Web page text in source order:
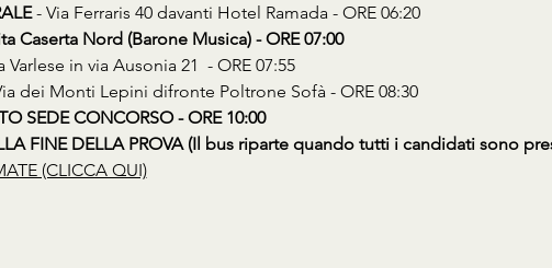
- Via Ferraris 40 davanti Hotel Ramada - ORE 06:20
Caserta Nord (Barone Musica) - ORE 07:00
in via Ausonia 21  - ORE 07:55
dei Monti Lepini difronte Poltrone Sofà - ORE 08:30
SEDE CONCORSO - ORE 10:00
FINE DELLA PROVA (Il bus riparte quando tutti i candidati sono
(CLICCA QUI)